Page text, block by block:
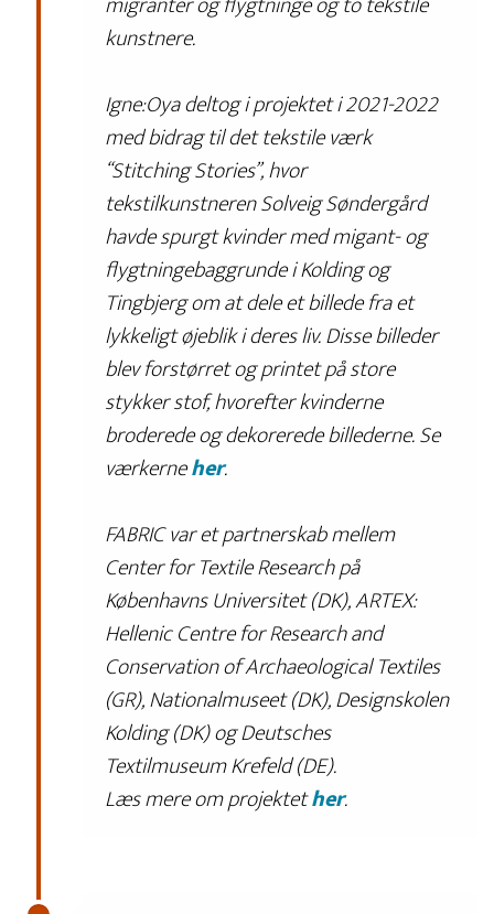
kunstnere.
Igne:Oya deltog i projektet i 2021-2022
med bidrag til det tekstile værk
“Stitching Stories”, hvor
tekstilkunstneren Solveig Søndergård
havde spurgt kvinder med migant- og
flygtningebaggrunde i Kolding og
Tingbjerg om at dele et billede fra et
lykkeligt øjeblik i deres liv. Disse billeder
blev forstørret og printet på store
stykker stof, hvorefter kvinderne
broderede og dekorerede billederne. Se
værkerneher.
FABRIC var et partnerskab mellem
Center for Textile Research på
Københavns Universitet (DK), ARTEX:
Hellenic Centre for Research and
Conservation of Archaeological Textiles
(GR), Nationalmuseet (DK), Designskolen
Kolding (DK) og Deutsches
Textilmuseum Krefeld (DE).
Læs mere om projektether.